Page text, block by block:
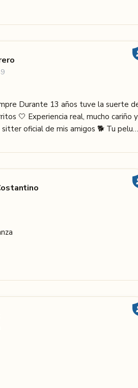
Durante 13 años tuve la suerte
🤍 Experiencia real, mucho cariño y
oficial de mis amigos 🐕 Tu